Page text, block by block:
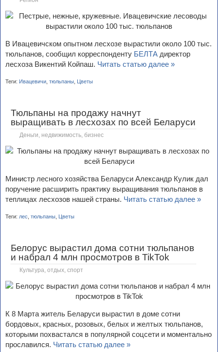
В Ивацевичском опытном лесхозе вырастили около 100 тыс.
тюльпанов, сообщил корреспонденту БЕЛТА директор
лесхоза Викентий Койпаш. Читать статью далее »
Теги: Ивацевичи тюльпаны Цветы
Тюльпаны на продажу начнут
выращивать в лесхозах по всей Беларуси
Деньги, недвижимость, бизнес
Министр лесного хозяйства Беларуси Александр Кулик дал
поручение расширить практику выращивания тюльпанов в
теплицах лесхозов нашей страны. Читать статью далее »
Теги: лес тюльпаны Цветы
Белорус вырастил дома сотни тюльпанов
и набрал 4 млн просмотров в TikTok
Культура, отдых, спорт
К 8 Марта житель Беларуси вырастил в доме сотни
бордовых, красных, розовых, белых и желтых тюльпанов,
которыми похвастался в популярной соцсети и моментально
прославился. Читать статью далее »